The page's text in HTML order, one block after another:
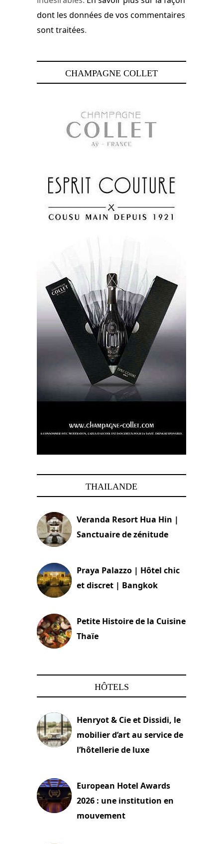
dont les données de vos commentaires
sont traitées.
CHAMPAGNE COLLET
THAILANDE
Veranda Resort Hua Hin |
Sanctuaire de zénitude
Praya Palazzo | Hôtel chic
et discret | Bangkok
Petite Histoire de la Cuisine
Thaïe
HÔTELS
Henryot & Cie et Dissidi, le
mobilier d’art au service de
l’hôtellerie de luxe
European Hotel Awards
2026 : une institution en
mouvement